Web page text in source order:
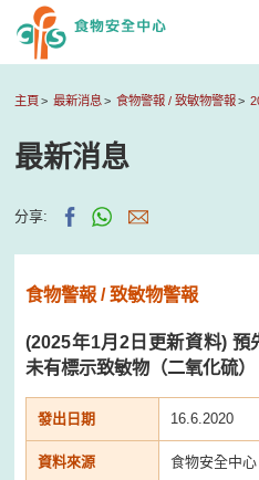
主頁 最新消息 食物警報 / 致敏物警報
最新消息
分享:
食物警報 / 致敏物警報
(2025年1月2日更新資料) 預
未有標示致敏物（二氧化硫）
發出日期 16.6.2020
資料來源 食物安全中心